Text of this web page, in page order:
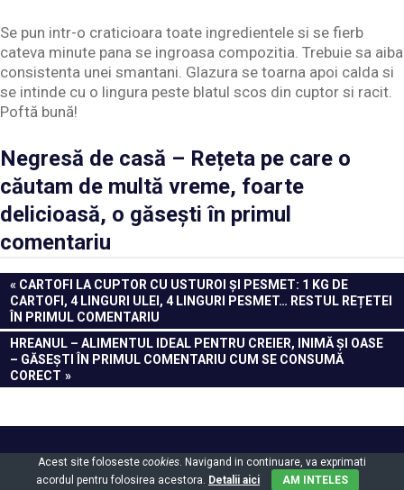
Se pun intr-o craticioara toate ingredientele si se fierb
cateva minute pana se ingroasa compozitia. Trebuie sa aiba
consistenta unei smantani. Glazura se toarna apoi calda si
se intinde cu o lingura peste blatul scos din cuptor si racit.
Poftă bună!
Negresă de casă – Rețeta pe care o
căutam de multă vreme, foarte
delicioasă, o găsești în primul
comentariu
Navigare
în
articole
PREVIOUS
POST:
CARTOFI LA CUPTOR CU USTUROI ȘI PESMET: 1 KG DE
CARTOFI, 4 LINGURI ULEI, 4 LINGURI PESMET… RESTUL REȚETEI
ÎN PRIMUL COMENTARIU
NEXT
POST:
HREANUL – ALIMENTUL IDEAL PENTRU CREIER, INIMĂ ȘI OASE
– GĂSEȘTI ÎN PRIMUL COMENTARIU CUM SE CONSUMĂ
CORECT
Powered by WordPressandGridbox.
Acest site foloseste cookies. Navigand in continuare, va exprimati
acordul pentru folosirea acestora. Detalii aici AM INTELES